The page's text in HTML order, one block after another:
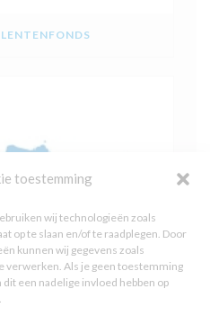
toestemming
wij technologieën zoals
op te slaan en/of te raadplegen. Door
kunnen wij gegevens zoals
verwerken. Als je geen toestemming
een nadelige invloed hebben op